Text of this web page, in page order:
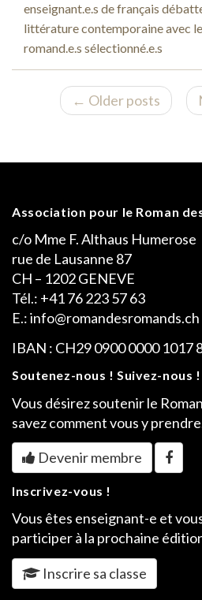
enseignant.e.s de français
littérature contemporaine avec
romand.e.s sélectionné.e.s
← Older posts
Association pour le Roman
c/o Mme F. Althaus Humerose
rue de Lausanne 87
CH – 1202 GENEVE
Tél.: +41 76 223 57 63
E.: info@romandesromands.ch
IBAN : CH29 0900 0000 1017
Soutenez-nous ! Suivez-nous !
Vous désirez soutenir le
savez comment vous y
Devenir membre
Inscrivez-vous !
Vous êtes enseignant-e et
participer à la prochaine
Inscrire sa classe